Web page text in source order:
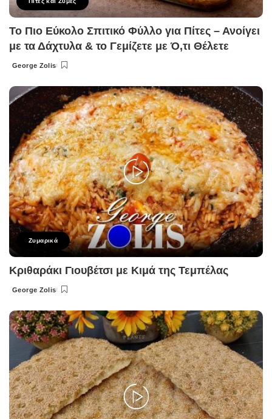
Το Πιο Εύκολο Σπιτικό Φύλλο για Πίτες – Ανοίγει
με τα Δάχτυλα & το Γεμίζετε με Ό,τι Θέλετε
Posted
George Zolis
Ζυμαρικά
Κριθαράκι Γιουβέτσι με Κιμά της Τεμπέλας
Posted
George Zolis